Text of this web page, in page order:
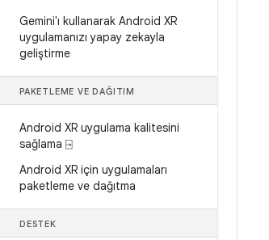
Gemini'ı kullanarak Android XR
uygulamanızı yapay zekayla
geliştirme
PAKETLEME VE DAĞITIM
Android XR uygulama kalitesini
sağlama ⍈
Android XR için uygulamaları
paketleme ve dağıtma
DESTEK